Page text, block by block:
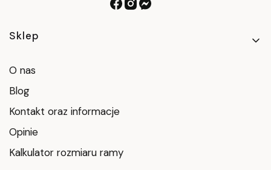
Linki w stopce
Sklep
O nas
Blog
Kontakt oraz informacje
Opinie
Kalkulator rozmiaru ramy